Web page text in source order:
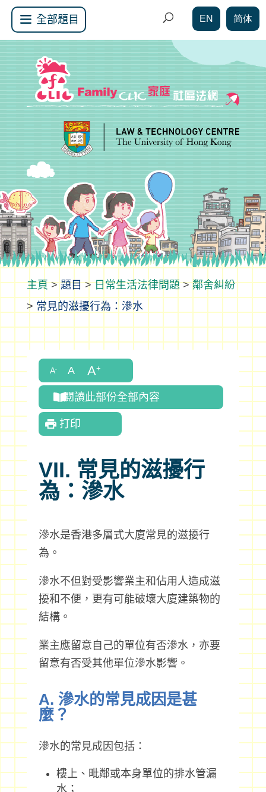
全部題目 EN 简体
>題目>日常生活法律問題>鄰舍糾紛
> 常見的滋擾行為：滲水
閱讀此部份全部內容
打印
VII. 常見的滋擾行
為：滲水
滲水是香港多層式大廈常見的滋擾行
為。
滲水不但對受影響業主和佔用人造成滋
擾和不便，更有可能破壞大廈建築物的
結構。
業主應留意自己的單位有否滲水，亦要
留意有否受其他單位滲水影響。
A. 滲水的常見成因是甚
麼？
滲水的常見成因包括：
樓上、毗鄰或本身單位的排水管漏
水；